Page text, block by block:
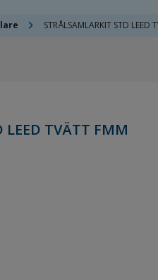
chevron_right STRÅLSAMLARKIT STD LEED
LEED TVÄTT FMM